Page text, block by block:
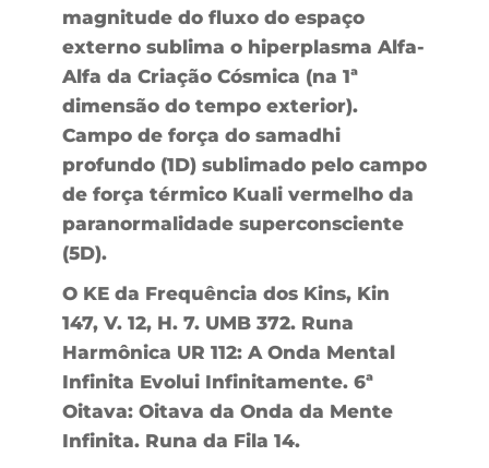
magnitude do fluxo do espaço
externo sublima o hiperplasma Alfa-
Alfa da Criação Cósmica (na 1ª
dimensão do tempo exterior).
Campo de força do samadhi
profundo (1D) sublimado pelo campo
de força térmico Kuali vermelho da
paranormalidade superconsciente
(5D).
O KE da Frequência dos Kins, Kin
147, V. 12, H. 7. UMB 372. Runa
Harmônica UR 112: A Onda Mental
Infinita Evolui Infinitamente. 6ª
Oitava: Oitava da Onda da Mente
Infinita. Runa da Fila 14.